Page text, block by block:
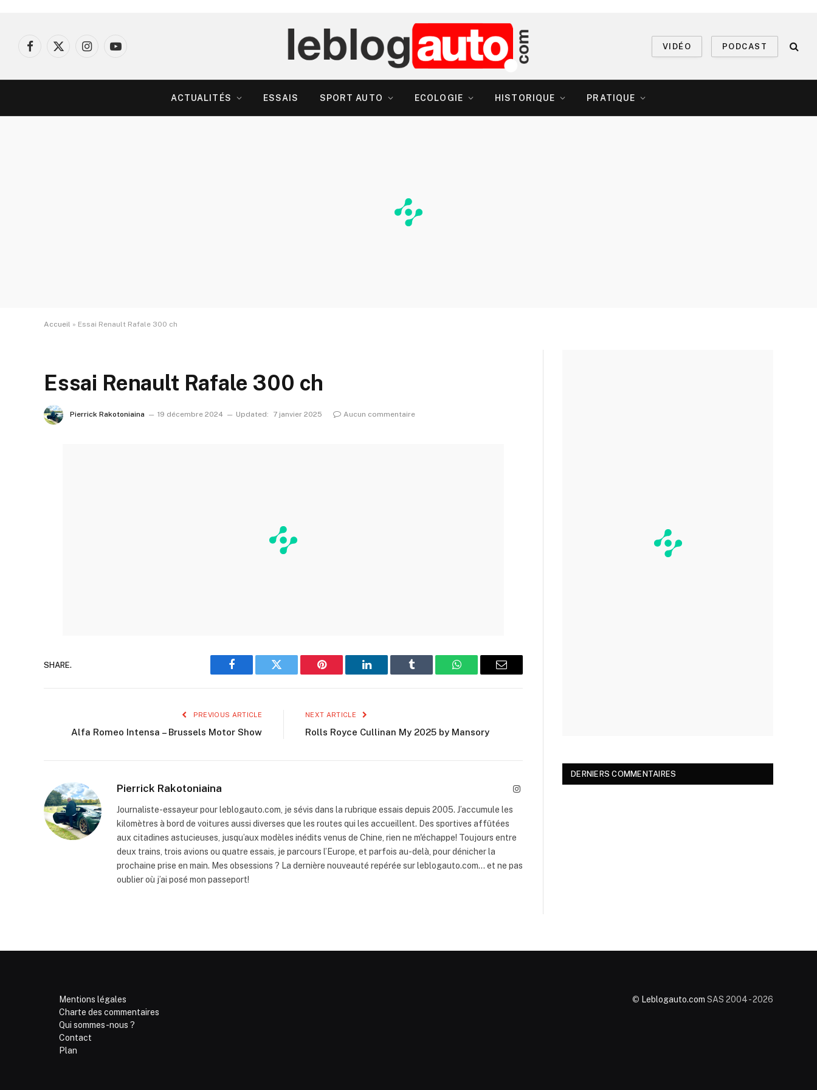
Facebook
X
InstagramYouTube
VIDÉO PODCAST
ACTUALITÉS ESSAIS SPORT AUTO ECOLOGIE HISTORIQUE PRATIQUE
Accueil » Essai Renault Rafale 300 ch
Essai Renault Rafale 300 ch
Pierrick Rakotoniaina 19 décembre 2024 Updated: 7 janvier 2025 Aucun commentaire
SHARE.
Facebook Twitter Pinterest LinkedIn Tumblr WhatsAppEmail
PREVIOUS ARTICLE
Alfa Romeo Intensa – Brussels Motor Show
NEXT ARTICLE
Rolls Royce Cullinan My 2025 by Mansory
Pierrick Rakotoniaina Instagram
Journaliste-essayeur pour leblogauto.com, je sévis dans la rubrique essais depuis 2005. J’accumule les
kilomètres à bord de voitures aussi diverses que les routes qui les accueillent. Des sportives affûtées
aux citadines astucieuses, jusqu’aux modèles inédits venus de Chine, rien ne m'échappe! Toujours entre
deux trains, trois avions ou quatre essais, je parcours l’Europe, et parfois au-delà, pour dénicher la
prochaine prise en main. Mes obsessions ? La dernière nouveauté repérée sur leblogauto.com… et ne pas
oublier où j’ai posé mon passeport!
DERNIERS COMMENTAIRES
Mentions légales
Charte des commentaires
Qui sommes-nous ?
Contact
Plan
© Leblogauto.com SAS 2004 - 2026